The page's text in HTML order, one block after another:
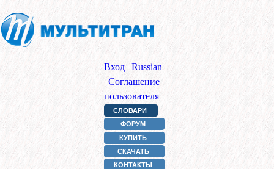
Вход | Russian
| Соглашение
пользователя
СЛОВАРИ
ФОРУМ
КУПИТЬ
СКАЧАТЬ
КОНТАКТЫ